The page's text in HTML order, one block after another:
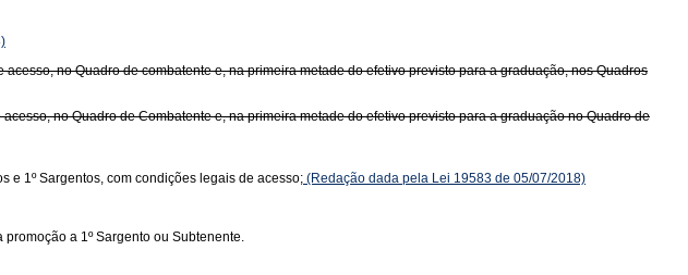
no Quadro de combatente e, na primeira metade do efetivo previsto para a graduação, nos Quadros
no Quadro de Combatente e, na primeira metade do efetivo previsto para a graduação no Quadro de
e 1º Sargentos, com condições legais de acesso; (Redação dada pela Lei 19583 de 05/07/2018)
a 1º Sargento ou Subtenente.